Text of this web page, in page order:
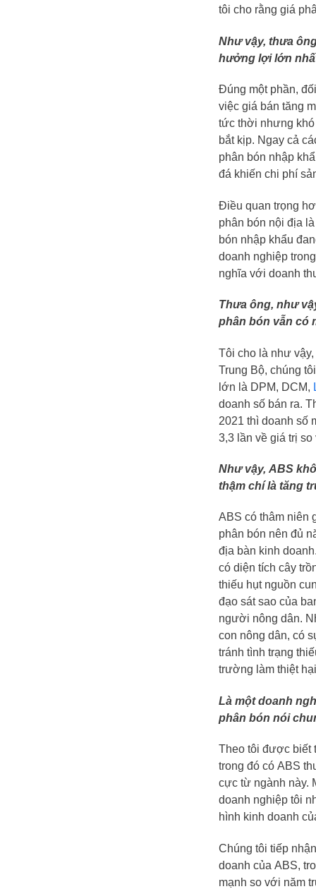
tôi cho rằng giá
Như vậy, thưa
hưởng lợi lớn
Đúng một phần,
việc giá bán tăng
tức thời nhưng khó
bắt kịp. Ngay cả
phân bón nhập
đá khiến chi phí
Điều quan trọng
phân bón nội địa
bón nhập khẩu
doanh nghiệp
nghĩa với doanh
Thưa ông, như
phân bón vẫn có
Tôi cho là như
Trung Bộ, chúng
lớn là DPM, DCM,
doanh số bán ra.
2021 thì doanh số
3,3 lần về giá trị
Như vậy, ABS
thậm chí là tăng
ABS có thâm niên
phân bón nên đủ
địa bàn kinh
có diện tích cây
thiếu hụt nguồn
đạo sát sao của
người nông dân.
con nông dân, có
tránh tình trạng
trường làm thiệt
Là một doanh
phân bón nói
Theo tôi được biết
trong đó có ABS
cực từ ngành này.
doanh nghiệp tôi
hình kinh doanh
Chúng tôi tiếp
doanh của ABS,
mạnh so với năm